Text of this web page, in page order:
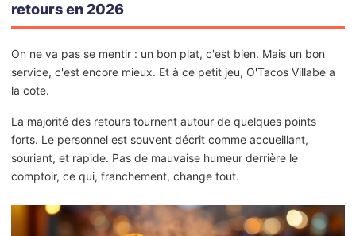
retours en 2026
On ne va pas se mentir : un bon plat, c'est bien. Mais un bon
service, c'est encore mieux. Et à ce petit jeu, O'Tacos Villabé a
la cote.
La majorité des retours tournent autour de quelques points
forts. Le personnel est souvent décrit comme accueillant,
souriant, et rapide. Pas de mauvaise humeur derrière le
comptoir, ce qui, franchement, change tout.